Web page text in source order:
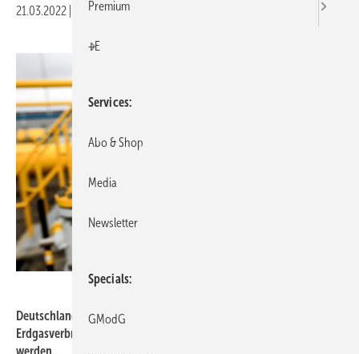
21.03.2022 Druckvorschau
Deutschlands Energieversorgung ist abhängig von Erdgas. Der
Erdgasverbrauch könnte aber kurzfristig erheblich gesenkt
Premium
+E
Services
Abo & Shop
Media
Newsletter
Specials
GModG